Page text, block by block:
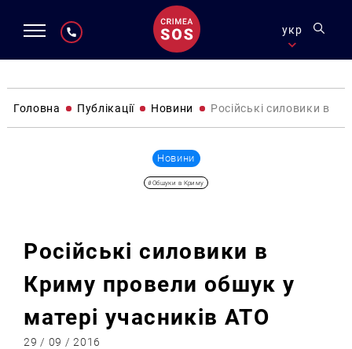
укр
Головна Публікації Новини Російські силовики в
Новини
#Обшуки в Криму
Російські силовики в
Криму провели обшук у
матері учасників АТО
29 / 09 / 2016